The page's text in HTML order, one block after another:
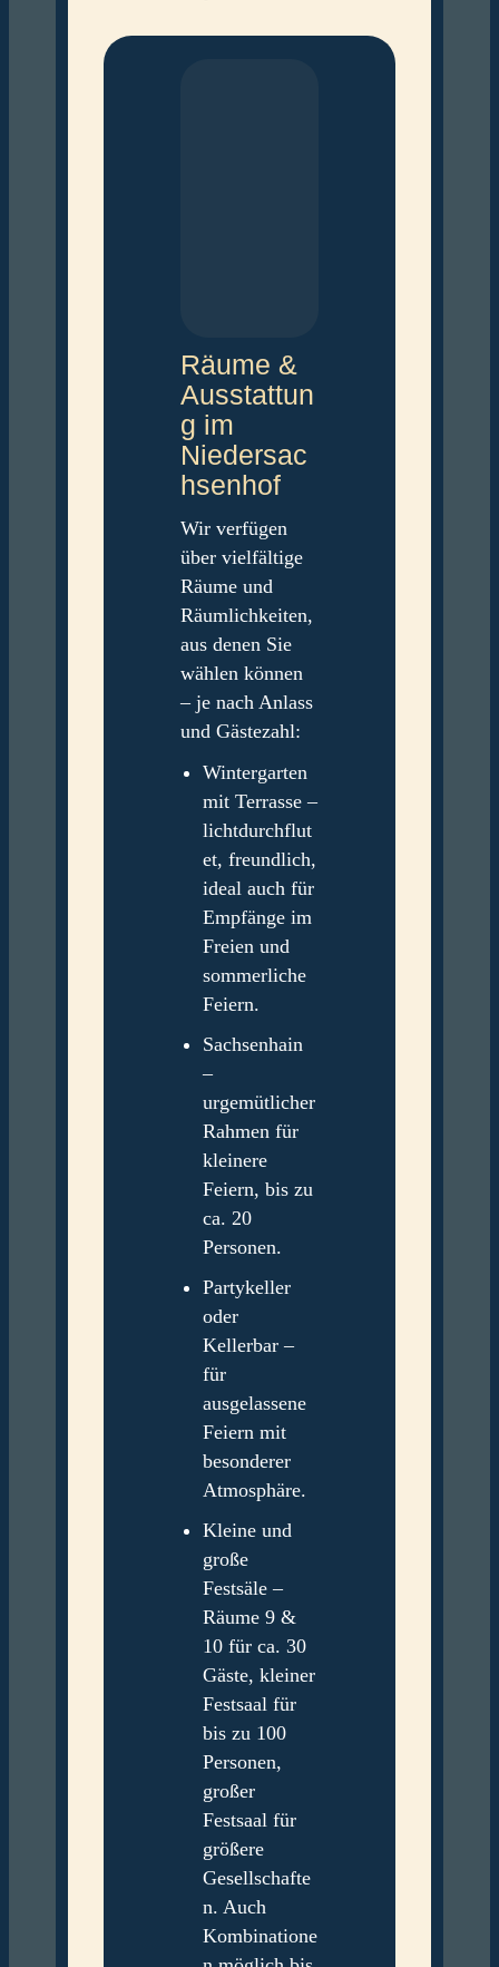
Räume &
Ausstattun
g im
Niedersac
hsenhof
Wir verfügen
über vielfältige
Räume und
Räumlichkeiten,
aus denen Sie
wählen können
– je nach Anlass
und Gästezahl:
Wintergarten
mit Terrasse –
lichtdurchflut
et, freundlich,
ideal auch für
Empfänge im
Freien und
sommerliche
Feiern.
Sachsenhain
–
urgemütlicher
Rahmen für
kleinere
Feiern, bis zu
ca. 20
Personen.
Partykeller
oder
Kellerbar –
für
ausgelassene
Feiern mit
besonderer
Atmosphäre.
Kleine und
große
Festsäle –
Räume 9 &
10 für ca. 30
Gäste, kleiner
Festsaal für
bis zu 100
Personen,
großer
Festsaal für
größere
Gesellschafte
n. Auch
Kombinatione